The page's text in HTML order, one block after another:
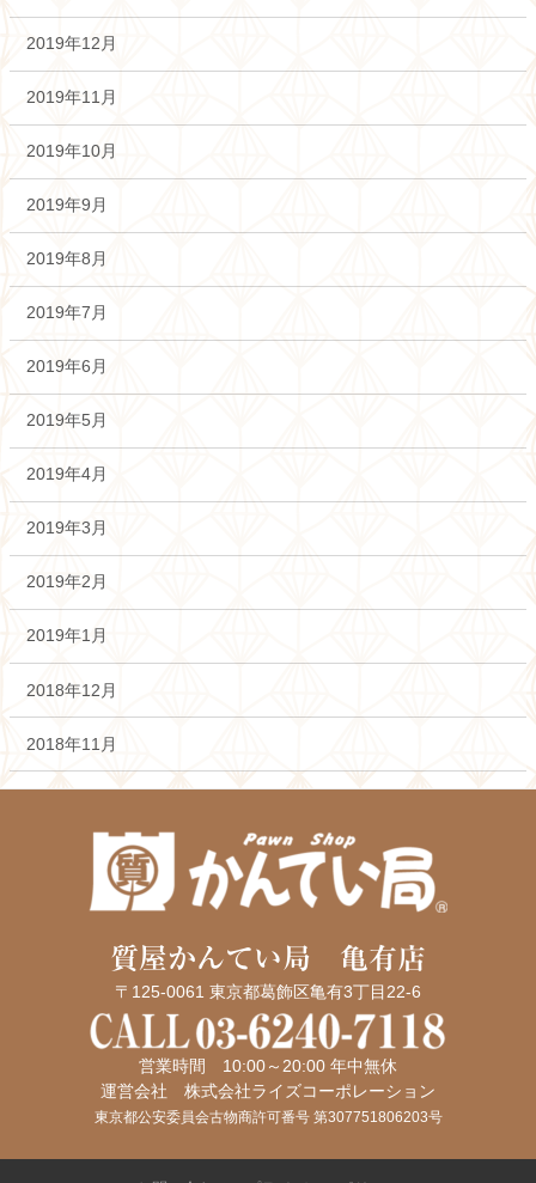
2019年12月
2019年11月
2019年10月
2019年9月
2019年8月
2019年7月
2019年6月
2019年5月
2019年4月
2019年3月
2019年2月
2019年1月
2018年12月
2018年11月
質屋かんてい局 亀有店
〒125-0061 東京都葛飾区亀有3丁目22-6
営業時間 10:00～20:00 年中無休
運営会社 株式会社ライズコーポレーション
東京都公安委員会古物商許可番号 第307751806203号